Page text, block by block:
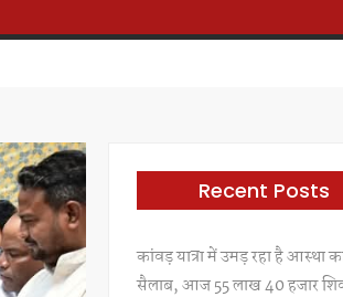
Recent Posts
कांवड़ यात्रा में उमड़ रहा है आस्था
सैलाब, आज 55 लाख 40 हजार